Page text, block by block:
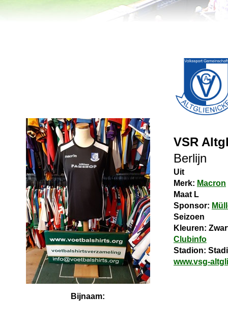
VSR
Berlijn
Uit
Merk: Macron
Maat L
Sponsor:
Seizoen
Kleuren:
Clubinfo
Stadion:
www.vsg-
Bijnaam: